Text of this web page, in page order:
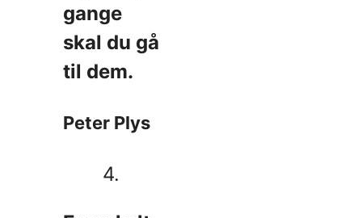
gange
skal du gå
til dem.
Peter Plys
4.